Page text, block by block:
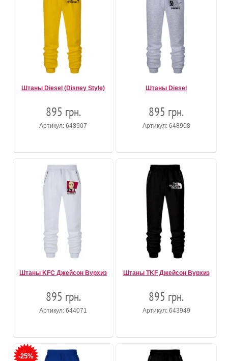
Штаны Diesel (Disney Style)
895 грн.
Артикул: 648907
Штаны Diesel
895 грн.
Артикул: 648908
Штаны KFC Джейсон Вурхиз
895 грн.
Артикул: 644071
Штаны TKF Джейсон Вурхиз
895 грн.
Артикул: 643949
-25%